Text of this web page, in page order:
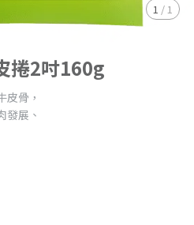
1 / 1
捲2吋160g
皮骨，
發展、